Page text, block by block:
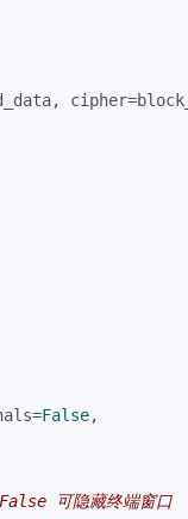
False,
可隐藏终端窗口